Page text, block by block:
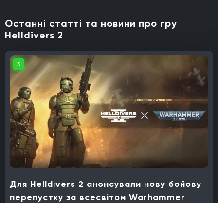
Останні статті та новини про гру
Helldivers 2
3
Для Helldivers 2 анонсували нову бойову
перепустку за всесвітом Warhammer